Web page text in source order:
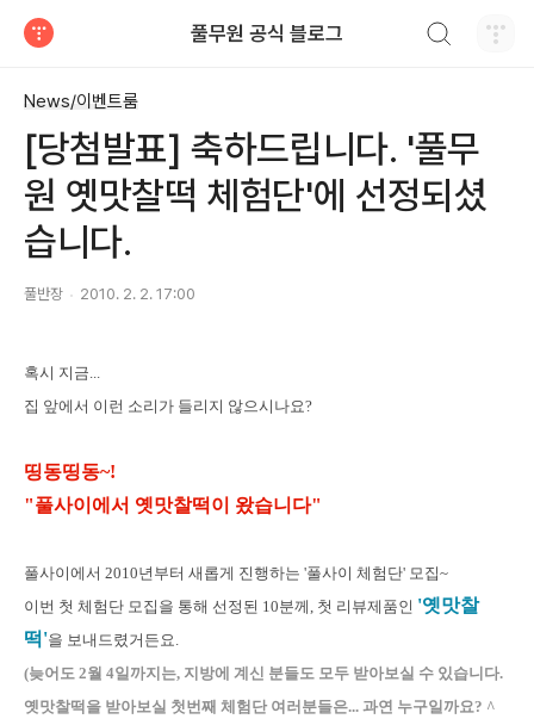
풀무원 공식 블로그
News/이벤트룸
[당첨발표] 축하드립니다. '풀무
원 옛맛찰떡 체험단'에 선정되셨
습니다.
풀반장 2010. 2. 2. 17:00
혹시 지금...
집 앞에서 이런 소리가 들리지 않으시나요?
띵동띵동~!
"풀사이에서 옛맛찰떡이 왔습니다"
풀사이에서 2010년부터 새롭게 진행하는 '풀사이 체험단' 모집~
이번 첫 체험단 모집을 통해 선정된 10분께, 첫 리뷰제품인 '옛맛찰
떡'을 보내드렸거든요.
(늦어도 2월 4일까지는, 지방에 계신 분들도 모두 받아보실 수 있습니다.
옛맛찰떡을 받아보실 첫번째 체험단 여러분들은... 과연 누구일까요? ^